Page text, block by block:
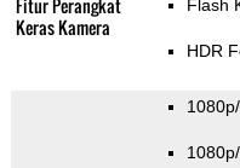
Fitur Perangkat
Keras Kamera
Flash
HDR